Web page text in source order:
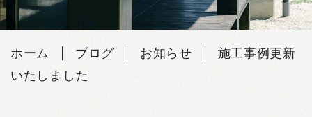
ホーム ブログ お知らせ
施工事例更新
いたしました